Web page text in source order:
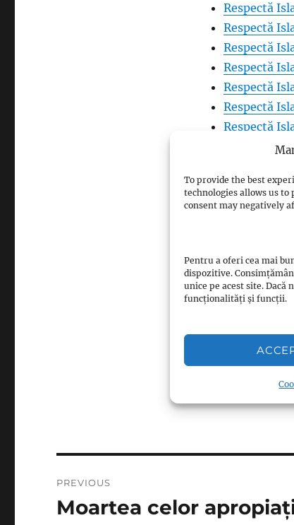
To provide the best
technologies allows us to
consent may negatively
Pentru a oferi cea mai
dispozitive.
unice pe acest site.
funcționalități și funcții.
Respectă
Respectă
Respectă
Respectă
Respectă
Respectă
Respectă
Respectă
Respectă
Respectă
Respectă
Respectă
Respectă
Respectă
navigation
PREVIOUS
Previous
Moartea celor